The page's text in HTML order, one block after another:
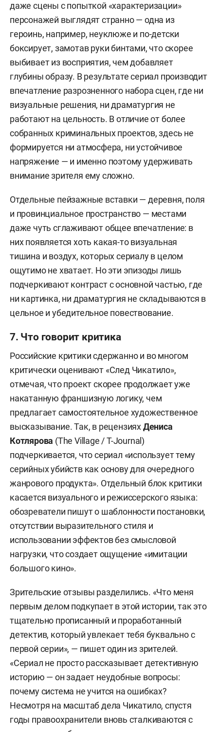
даже сцены с попыткой «характеризации»
персонажей выглядят странно — одна из
героинь, например, неуклюже и по-детски
боксирует, замотав руки бинтами, что скорее
выбивает из восприятия, чем добавляет
глубины образу. В результате сериал производит
впечатление разрозненного набора сцен, где ни
визуальные решения, ни драматургия не
работают на цельность. В отличие от более
собранных криминальных проектов, здесь не
формируется ни атмосфера, ни устойчивое
напряжение — и именно поэтому удерживать
внимание зрителя ему сложно.
Отдельные пейзажные вставки — деревня, поля
и провинциальное пространство — местами
даже чуть сглаживают общее впечатление: в
них появляется хоть какая-то визуальная
тишина и воздух, которых сериалу в целом
ощутимо не хватает. Но эти эпизоды лишь
подчеркивают контраст с основной частью, где
ни картинка, ни драматургия не складываются в
цельное и убедительное повествование.
7. Что говорит критика
Российские критики сдержанно и во многом
критически оценивают «След Чикатило»,
отмечая, что проект скорее продолжает уже
накатанную франшизную логику, чем
предлагает самостоятельное художественное
высказывание. Так, в рецензияхДениса
Котлярова (The Village / T-Journal)
подчеркивается, что сериал «использует тему
серийных убийств как основу для очередного
жанрового продукта». Отдельный блок критики
касается визуального и режиссерского языка:
обозреватели пишут о шаблонности постановки,
отсутствии выразительного стиля и
использовании эффектов без смысловой
нагрузки, что создает ощущение «имитации
большого кино».
Зрительские отзывы разделились. «Что меня
первым делом подкупает в этой истории, так это
тщательно прописанный и проработанный
детектив, который увлекает тебя буквально с
первой серии», — пишет один из зрителей.
«Сериал не просто рассказывает детективную
историю — он задает неудобные вопросы:
почему система не учится на ошибках?
Несмотря на масштаб дела Чикатило, спустя
годы правоохранители вновь сталкиваются с